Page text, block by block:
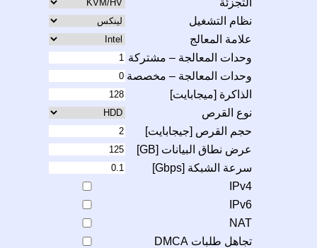
نظام التشغيل
علامة المعالج
وحدات المعالجة – مشتركة
وحدات المعالجة – مخصصة
الذاكرة [ميجابايت]
نوع القرص
حجم القرص [جيجابايت]
عرض نطاق البيانات [GB]
سرعة الشبكة [Gbps]
IPv4
IPv6
NAT
تجاهل طلبات DMCA